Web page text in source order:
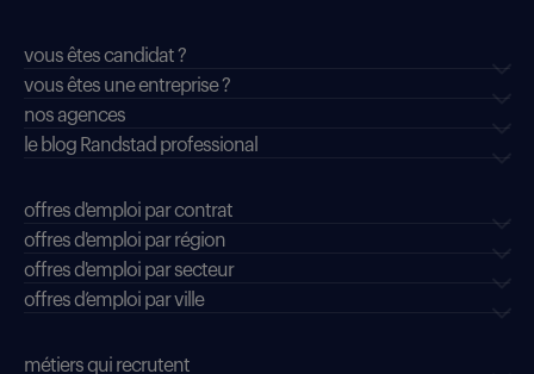
vous êtes candidat ?
vous êtes une entreprise ?
nos agences
le blog Randstad professional
offres d'emploi par contrat
offres d'emploi par région
offres d'emploi par secteur
offres d’emploi par ville
métiers qui recrutent